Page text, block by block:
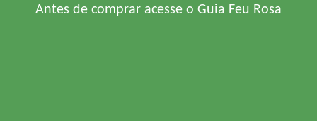
Antes de comprar acesse o Guia Feu Rosa